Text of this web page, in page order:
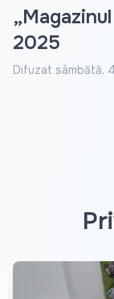
2025
Difuzat sâmbătă,